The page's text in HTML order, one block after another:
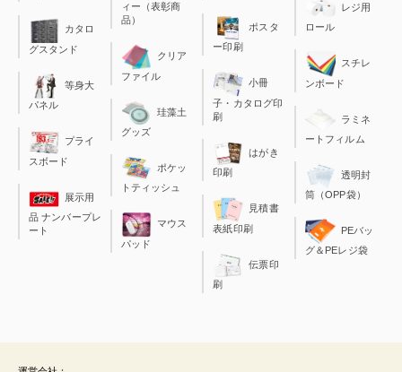
カタロ
グスタンド
等身大
パネル
プライ
スボード
展示用
品 ナンバープレ
ート
ィー（表彰商
品）
クリア
ファイル
珪藻土
グッズ
ポケッ
トティッシュ
マウス
パッド
ポスタ
ー印刷
小冊
子・カタログ印
刷
はがき
印刷
見積書
表紙印刷
伝票印
刷
レジ用
ロール
スチレ
ンボード
ラミネ
ートフィルム
透明封
筒（OPP袋）
PEバッ
グ＆PEレジ袋